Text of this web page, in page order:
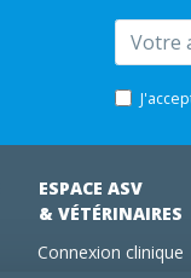
Email
ESPACE ASV
& VÉTÉRINAIRES
Connexion clinique